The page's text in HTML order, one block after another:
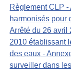
Règlement CLP
harmonisés pour
Arrêté du 26 avril
2010 établissant
des eaux -
surveiller dans